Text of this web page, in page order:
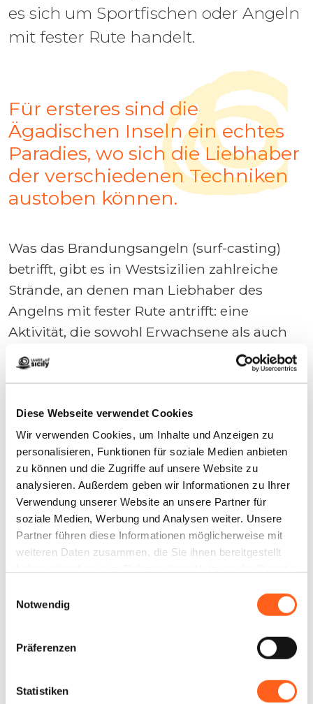
Diese Webseite verwendet Cookies
Wir verwenden Cookies, um Inhalte und Anzeigen zu
personalisieren, Funktionen für soziale Medien anbieten
zu können und die Zugriffe auf unsere Website zu
analysieren. Außerdem geben wir Informationen zu Ihrer
Verwendung unserer Website an unsere Partner für
soziale Medien, Werbung und Analysen weiter. Unsere
Partner führen diese Informationen möglicherweise mit
weiteren Daten zusammen, die Sie ihnen bereitgestellt
Notwendig
Präferenzen
Statistiken
es sich um Sportfischen oder Angeln
mit fester Rute handelt.
Für ersteres sind die
Ägadischen Inseln ein echtes
Paradies, wo sich die Liebhaber
der verschiedenen Techniken
austoben können.
Was das Brandungsangeln (surf-casting)
betrifft, gibt es in Westsizilien zahlreiche
Strände, an denen man Liebhaber des
Angelns mit fester Rute antrifft: eine
Aktivität, die sowohl Erwachsene als auch
Kinder entspannt und zum kontemplativen
Nachdenken anregt.
Die frühen Morgen- oder Abendstunden
sind ideal, um sich im Freien aufzuhalten
und mit sich selbst zu verbinden.
Strand von Tonnarella Mazara del Vallo
Strand von San Vito Lo Capo
Strände von Trapani
Könnte es für Sie
interessant sein...